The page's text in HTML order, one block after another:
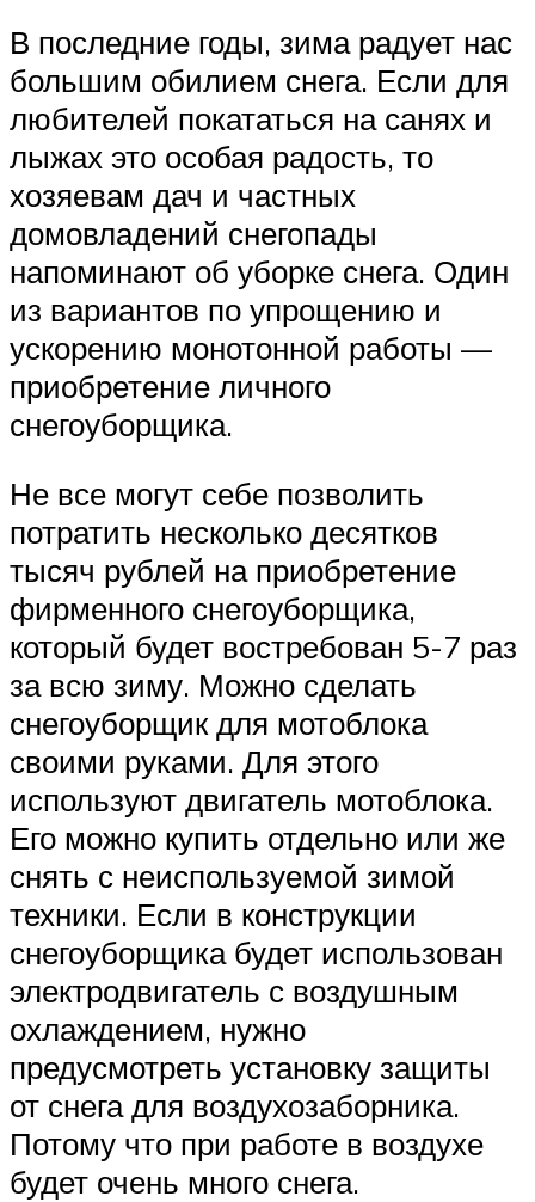
В последние годы, зима радует нас
большим обилием снега. Если для
любителей покататься на санях и
лыжах это особая радость, то
хозяевам дач и частных
домовладений снегопады
напоминают об уборке снега. Один
из вариантов по упрощению и
ускорению монотонной работы —
приобретение личного
снегоуборщика.
Не все могут себе позволить
потратить несколько десятков
тысяч рублей на приобретение
фирменного снегоуборщика,
который будет востребован 5-7 раз
за всю зиму. Можно сделать
снегоуборщик для мотоблока
своими руками. Для этого
используют двигатель мотоблока.
Его можно купить отдельно или же
снять с неиспользуемой зимой
техники. Если в конструкции
снегоуборщика будет использован
электродвигатель с воздушным
охлаждением, нужно
предусмотреть установку защиты
от снега для воздухозаборника.
Потому что при работе в воздухе
будет очень много снега.